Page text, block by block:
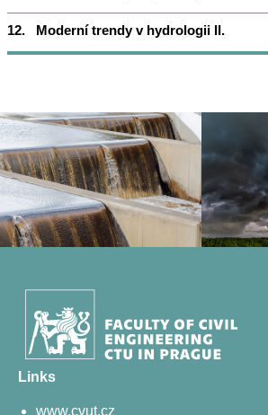
12. Moderní trendy v hydrologii II.
Links
www.cvut.cz